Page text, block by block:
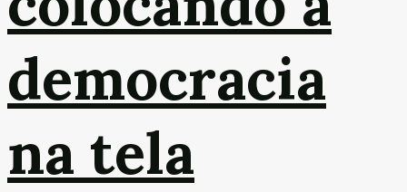
democracia
na tela